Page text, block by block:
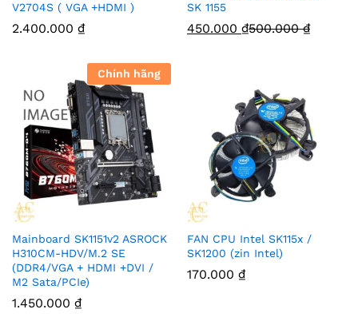
V2704S ( VGA +HDMI )
2.400.000 ₫
SK 1155
450.000 ₫500.000₫
Chính hãng
Mainboard SK1151v2 ASROCK
H310CM-HDV/M.2 SE
(DDR4/VGA + HDMI +DVI /
M2 Sata/PCIe)
1.450.000 ₫
FAN CPU Intel SK115x /
SK1200 (zin Intel)
170.000 ₫